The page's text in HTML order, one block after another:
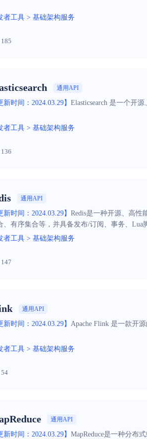
者工具 > 基础架构服务
185
通用API
新时间：2024.03.29】 Elasticsearch 是一个开
者工具 > 基础架构服务
136
通用API
新时间：2024.03.29】 Redis是一种开源、高
、有序集合等，并具备发布/订阅、事务、Lua
者工具 > 基础架构服务
147
通用API
新时间：2024.03.29】 Apache Flink 是一款开
者工具 > 基础架构服务
54
通用API
新时间：2024.03.29】 MapReduce是一种分布